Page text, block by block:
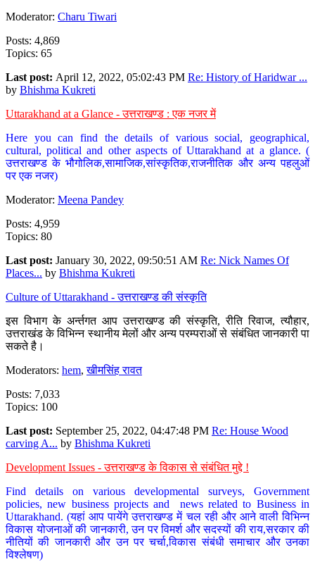
Moderator: Charu Tiwari
Posts: 4,869
Topics: 65
Last post: April 12, 2022, 05:02:43 PM Re: History of Haridwar ...
by Bhishma Kukreti
Uttarakhand at a Glance - उत्तराखण्ड : एक नजर में
Here you can find the details of various social, geographical,
cultural, political and other aspects of Uttarakhand at a glance. (
उत्तराखण्ड के भौगोलिक,सामाजिक,सांस्कृतिक,राजनीतिक और अन्य पहलुओं
पर एक नजर)
Moderator: Meena Pandey
Posts: 4,959
Topics: 80
Last post: January 30, 2022, 09:50:51 AM Re: Nick Names Of
Places... by Bhishma Kukreti
Culture of Uttarakhand - उत्तराखण्ड की संस्कृति
इस विभाग के अर्न्तगत आप उत्तराखण्ड की संस्कृति, रीति रिवाज, त्यौहार,
उत्तराखंड के विभिन्न स्थानीय मेलों और अन्य परम्पराओं से संबंधित जानकारी पा
सकते है।
Moderators: hem,खीमसिंह रावत
Posts: 7,033
Topics: 100
Last post: September 25, 2022, 04:47:48 PM Re: House Wood
carving A... by Bhishma Kukreti
Development Issues - उत्तराखण्ड के विकास से संबंधित मुद्दे !
Find details on various developmental surveys, Government
policies, new business projects and news related to Business in
Uttarakhand. (यहां आप पायेंगे उत्तराखण्ड में चल रही और आने वाली विभिन्न
विकास योजनाओं की जानकारी, उन पर विमर्श और सदस्यों की राय,सरकार की
नीतियों की जानकारी और उन पर चर्चा,विकास संबंधी समाचार और उनका
विश्लेषण)